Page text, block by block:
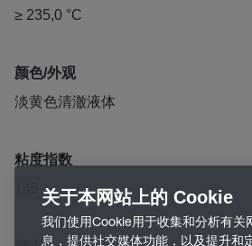
≥ 235,0 °C
颜色/外观
淡黄色清澈液体
粘度指数
关于本网站上的 Cookie
我们使用Cookie用于收集和分析有关
息，提供社交媒体功能，以及提升和